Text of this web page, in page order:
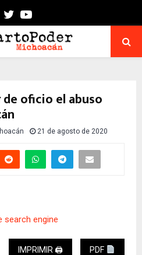
TwitterYoutube
oficio el abuso
21 de agosto de 2020
IMPRIMIR 🖨 PDF